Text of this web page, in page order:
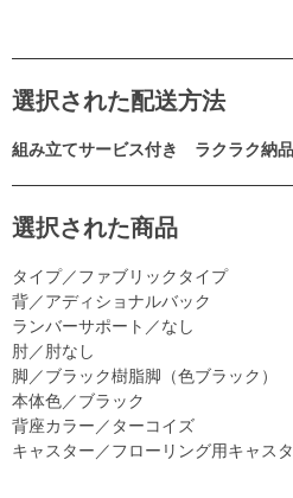
選択された配送方法
組み立てサービス付き ラクラク納品
選択された商品
タイプ／ファブリックタイプ
背／アディショナルバック
ランバーサポート／なし
肘／肘なし
脚／ブラック樹脂脚（色ブラック）
本体色／ブラック
背座カラー／ターコイズ
キャスター／フローリング用キャス